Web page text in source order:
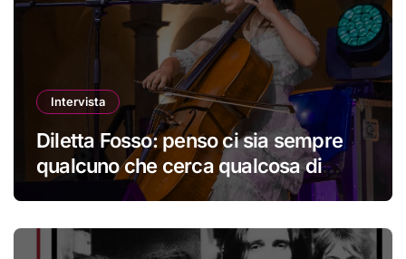
Intervista
Diletta Fosso: penso ci sia sempre
qualcuno che cerca qualcosa di